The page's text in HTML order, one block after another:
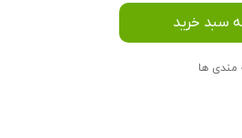
سبد خرید
مندی ها